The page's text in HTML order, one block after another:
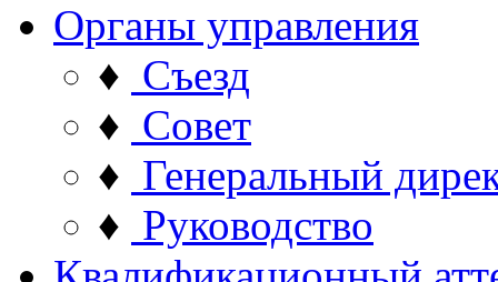
Органы управления
♦ Съезд
♦ Совет
♦ Генеральный
♦ Руководство